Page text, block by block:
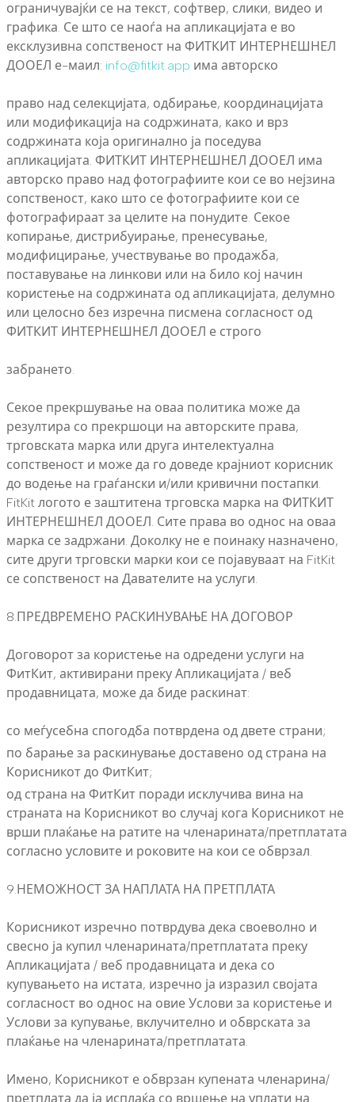
ограничувајќи се на текст, софтвер, слики, видео и
графика. Се што се наоѓа на апликацијата е во
ексклузивна сопственост на ФИТКИТ ИНТЕРНЕШНЕЛ
ДООЕЛ е-маил: info@fitkit.app има авторско
право над селекцијата, одбирање, координацијата
или модификација на содржината, како и врз
содржината која оригинално ја поседува
апликацијата. ФИТКИТ ИНТЕРНЕШНЕЛ ДООЕЛ има
авторско право над фотографиите кои се во нејзина
сопственост, како што се фотографиите кои се
фотографираат за целите на понудите. Секое
копирање, дистрибуирање, пренесување,
модифицирање, учествување во продажба,
поставување на линкови или на било кој начин
користење на содржината од апликацијата, делумно
или целосно без изречна писмена согласност од
ФИТКИТ ИНТЕРНЕШНЕЛ ДООЕЛ е строго
забрането.
Секое прекршување на оваа политика може да
резултира со прекршоци на авторските права,
трговската марка или друга интелектуална
сопственост и може да го доведе крајниот корисник
до водење на граѓански и/или кривични постапки.
FitKit логото е заштитена трговска марка на ФИТКИТ
ИНТЕРНЕШНЕЛ ДООЕЛ. Сите права во однос на оваа
марка се задржани. Доколку не е поинаку назначено,
сите други трговски марки кои се појавуваат на FitKit
се сопственост на Давателите на услуги.
8.ПРЕДВРЕМЕНО РАСКИНУВАЊЕ НА ДОГОВОР
Договорот за користење на одредени услуги на
ФитКит, активирани преку Апликацијата / веб
продавницата, може да биде раскинат:
со меѓусебна спогодба потврдена од двете страни;
по барање за раскинување доставено од страна на
Корисникот до ФитКит;
од страна на ФитКит поради исклучива вина на
страната на Корисникот во случај кога Корисникот не
врши плаќање на ратите на членарината/претплатата
согласно условите и роковите на кои се обврзал.
9.НЕМОЖНОСТ ЗА НАПЛАТА НА ПРЕТПЛАТА
Корисникот изречно потврдува дека своеволно и
свесно ја купил членарината/претплатата преку
Апликацијата / веб продавницата и дека со
купувањето на истата, изречно ја изразил својата
согласност во однос на овие Услови за користење и
Услови за купување, вклучително и обврската за
плаќање на членарината/претплатата.
Имено, Корисникот е обврзан купената членарина/
претплата да ја исплаќа со вршење на уплати на